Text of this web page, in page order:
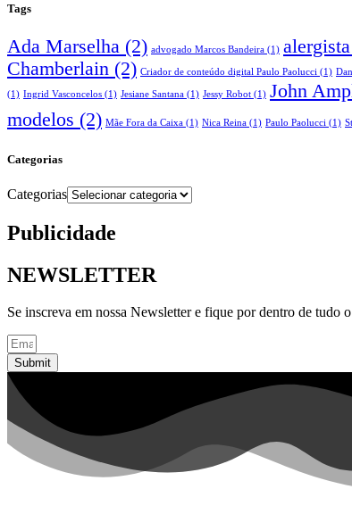
Tags
Ada Marselha (2) advogado Marcos Bandeira (1)
Chamberlain (2) Criador de conteúdo digital Paulo Paolucci (1)
(1) Ingrid Vasconcelos (1) Jesiane Santana (1) Jessy Robot (1) John
modelos (2) Mãe Fora da Caixa (1) Nica Reina (1) Paulo Paolucci (1)
Categorias
Categorias
Publicidade
NEWSLETTER
Se inscreva em nossa Newsletter e fique por dentro de tudo
Submit